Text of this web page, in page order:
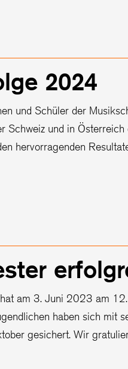
2024
und Schüler der
Schweiz und in
hervorragenden
am 3. Juni 2023 am
haben sich mit
gesichert. Wir